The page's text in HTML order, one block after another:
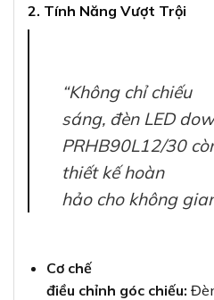
2. Tính Năng Vượt Trội
“Không chỉ chiếu
sáng, đèn LED
PRHB90L12/30
thiết kế hoàn
hảo cho không
Cơ chế
điều chỉnh góc chiếu: